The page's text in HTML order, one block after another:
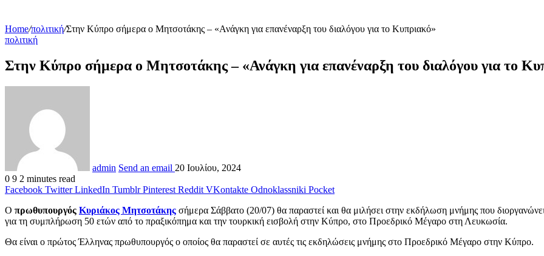
Home/πολιτική/Στην Κύπρο σήμερα ο Μητσοτάκης – «Ανάγκη για επανέναρξη του διαλόγου για το Κυπριακό»
πολιτική
Στην Κύπρο σήμερα ο Μητσοτάκης – «Ανάγκη για επανέναρξη του διαλόγου για το
admin Send an email 20 Ιουλίου, 2024
0 9 2 minutes read
Facebook Twitter LinkedIn Tumblr Pinterest Reddit VKontakte Odnoklassniki Pocket
Ο πρωθυπουργός Κυριάκος Μητσοτάκης σήμερα Σάββατο (20/07) θα παραστεί και θα μιλήσει στην εκδήλωση μνήμης που
για τη συμπλήρωση 50 ετών από το πραξικόπημα και την τουρκική εισβολή στην Κύπρο, στο Προεδρικό Μέγαρο στη Λευκωσία.
Θα είναι ο πρώτος Έλληνας πρωθυπουργός ο οποίος θα παραστεί σε αυτές τις εκδηλώσεις μνήμης στο Προεδρικό Μέγαρο στην Κύπρο.